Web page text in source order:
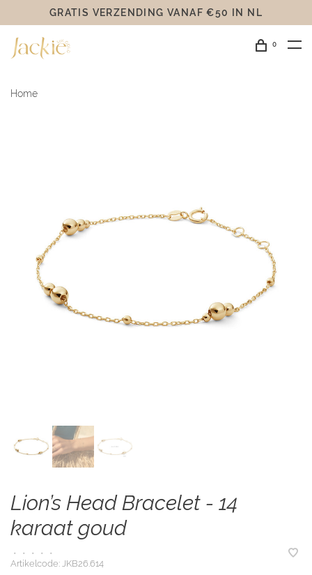
GRATIS VERZENDING VANAF €50 IN NL
0
Home
Lion’s Head Bracelet - 14
karaat goud
• • • •
•
Artikelcode: JKB26.614